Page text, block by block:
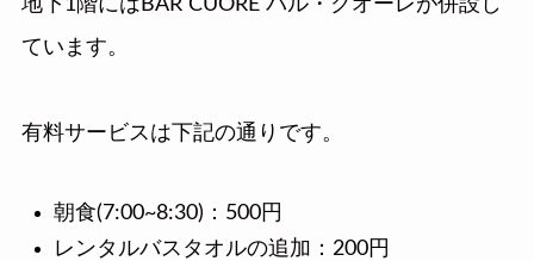
地下1階にはBAR CUORE バル・クオーレが併設し
ています。
有料サービスは下記の通りです。
朝食(7:00~8:30)：500円
レンタルバスタオルの追加：200円